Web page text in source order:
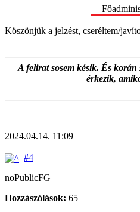
Köszönjük a jelzést, cseréltem/
A felirat sosem késik. És
érkezik,
2024.04.14. 11:09
#4
noPublicFG
Hozzászólások: 65